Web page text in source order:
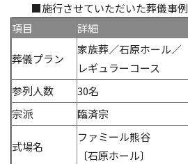
■施行させていただいた葬儀事例
項目
詳細
葬儀プラン
家族葬／石原ホール／
レギュラーコース
参列人数
30名
宗派
臨済宗
式場名
ファミール熊谷
〔石原ホール〕